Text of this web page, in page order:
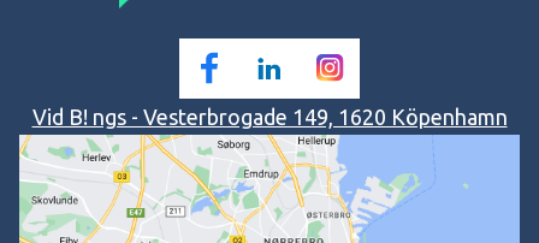
Vid B! ngs - Vesterbrogade 149, 1620 Köpenhamn